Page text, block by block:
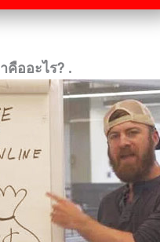
คืออะไร? .